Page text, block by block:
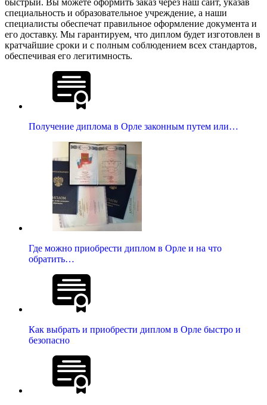
быстрый. Вы можете оформить заказ через наш сайт, указав
специальность и образовательное учреждение, а наши
специалисты обеспечат правильное оформление документа и
его доставку. Мы гарантируем, что диплом будет изготовлен в
кратчайшие сроки и с полным соблюдением всех стандартов,
обеспечивая его легитимность.
Получение диплома в Орле законным путем или…
Где можно приобрести диплом в Орле и на что
обратить…
Как выбрать и приобрести диплом в Орле быстро и
безопасно